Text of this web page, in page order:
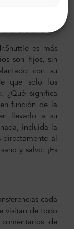
la ciudad
es más
son fijos, sin
con su
que solo los
¿Qué significa
función de la
llevarlo a su
incluida la
al
y salvo. ¡Es
cada
visitan de todo
de